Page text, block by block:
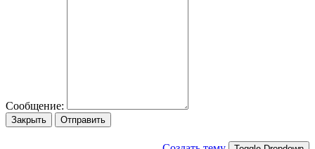
Сообщение:
Закрыть Отправить